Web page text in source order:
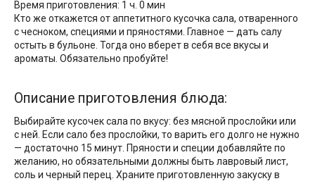
Время приготовления: 1 ч. 0 мин
Кто же откажется от аппетитного кусочка сала, отваренного
с чесноком, специями и пряностями. Главное — дать салу
остыть в бульоне. Тогда оно вберет в себя все вкусы и
ароматы. Обязательно пробуйте!
Описание приготовления блюда:
Выбирайте кусочек сала по вкусу: без мясной прослойки или
с ней. Если сало без прослойки, то варить его долго не нужно
— достаточно 15 минут. Пряности и специи добавляйте по
желанию, но обязательными должны быть лавровый лист,
соль и черный перец. Храните приготовленную закуску в